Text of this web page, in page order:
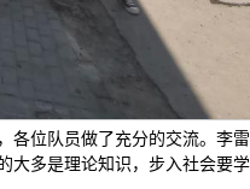
位队员做了充分的交流。李
多是理论知识，步入社会要